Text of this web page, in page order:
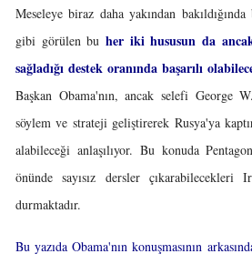
Meseleye biraz daha yakından bakıldığında
gibi görülen bu her iki hususun da
sağladığı destek oranında başarılı
Başkan Obama'nın, ancak selefi George
söylem ve strateji geliştirerek Rusya'ya
alabileceği anlaşılıyor. Bu konuda
önünde sayısız dersler
durmaktadır.
Bu yazıda Obama'nın konuşmasının